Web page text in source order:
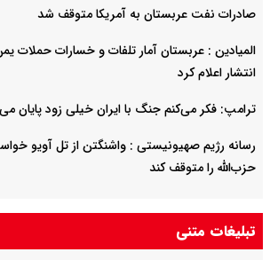
صادرات نفت عربستان به آمریکا متوقف شد
المیادین : عربستان آمار تلفات و خسارات حملات
انتشار اعلام کرد
ترامپ: فکر می‌کنم جنگ با ایران خیلی زود پایان
رسانه رژیم صهیونیستی : واشنگتن از تل آویو
حزب‌الله را متوقف کند
تبلیغات متنی